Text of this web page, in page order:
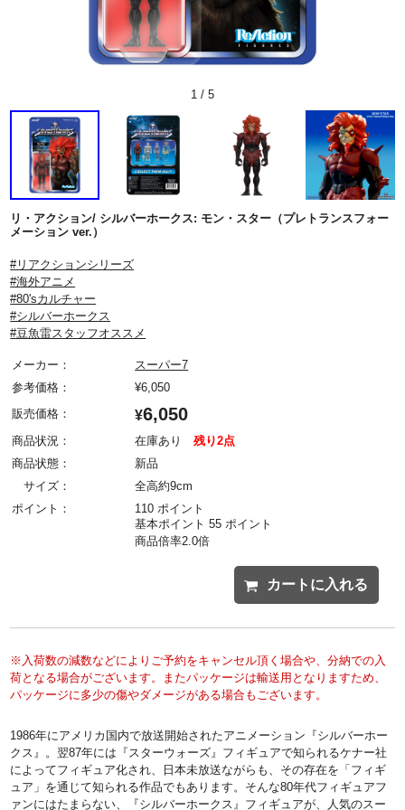
1 / 5
リ・アクション/ シルバーホークス: モン・スター（プレトランスフォー
メーション ver.）
#リアクションシリーズ
#海外アニメ
#80'sカルチャー
#シルバーホークス
#豆魚雷スタッフオススメ
メーカー：
スーパー7
参考価格：
¥6,050
販売価格：
¥6,050
商品状況： 在庫あり
残り2点
商品状態：
新品
サイズ：
全高約9cm
ポイント：
110 ポイント
基本ポイント 55 ポイント
商品倍率2.0倍
カートに入れる
※入荷数の減数などによりご予約をキャンセル頂く場合や、分納での入
荷となる場合がございます。またパッケージは輸送用となりますため、
パッケージに多少の傷やダメージがある場合もございます。
1986年にアメリカ国内で放送開始されたアニメーション『シルバーホー
クス』。翌87年には『スターウォーズ』フィギュアで知られるケナー社
によってフィギュア化され、日本未放送ながらも、その存在を「フィギ
ュア」を通じて知られる作品でもあります。そんな80年代フィギュアフ
ァンにはたまらない、『シルバーホークス』フィギュアが、人気のスー